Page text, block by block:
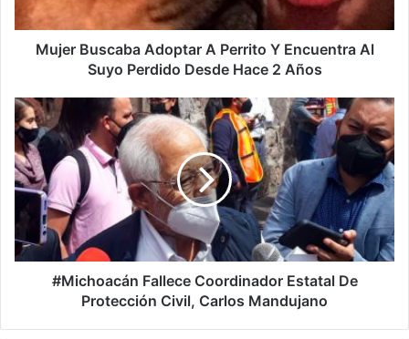
Suyo
Perdido
2
Años
Mujer Buscaba Adoptar A Perrito Y Encuentra Al
Suyo Perdido Desde Hace 2 Años
#Michoacán
Fallece
Coordinador
Estatal
De
Protección
Civil,
Carlos
Mandujano
#Michoacán Fallece Coordinador Estatal De
Protección Civil, Carlos Mandujano